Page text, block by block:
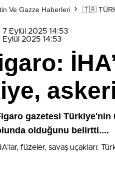
Ve Gazze Haberleri 🇹🇷
7 Eylül 2025 14:53
Eylül 2025 14:53
gazetesi
olduğunu belirtti....